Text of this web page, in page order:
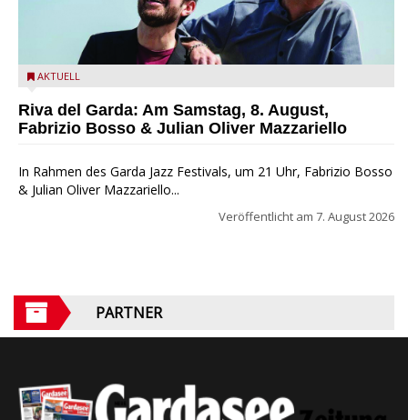
Fabrizio Bosso & Julian Oliver Mazzariello zu Gast beim Garda
AKTUELL
Riva del Garda: Am Samstag, 8. August,
Fabrizio Bosso & Julian Oliver Mazzariello
In Rahmen des Garda Jazz Festivals, um 21 Uhr, Fabrizio Bosso
& Julian Oliver Mazzariello...
Veröffentlicht am 7. August 2026
PARTNER